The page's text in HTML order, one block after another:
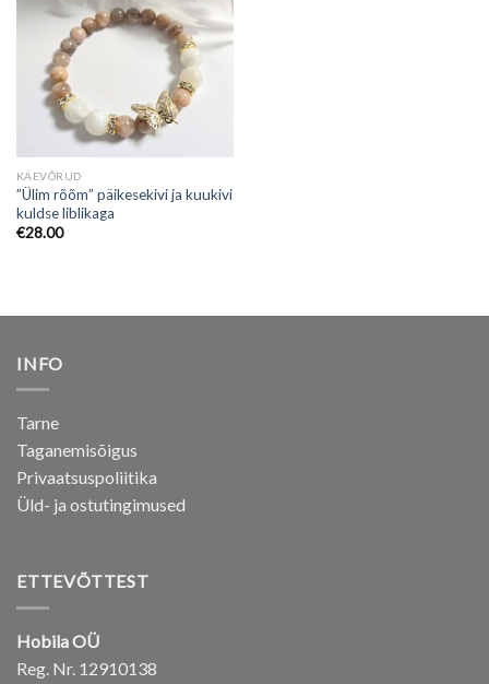
KÄEVÕRUD
”Ülim rõõm” päikesekivi ja kuukivi
kuldse liblikaga
€28.00
INFO
Tarne
Taganemisõigus
Privaatsuspoliitika
Üld- ja ostutingimused
ETTEVÕTTEST
Hobila OÜ
Reg. Nr. 12910138